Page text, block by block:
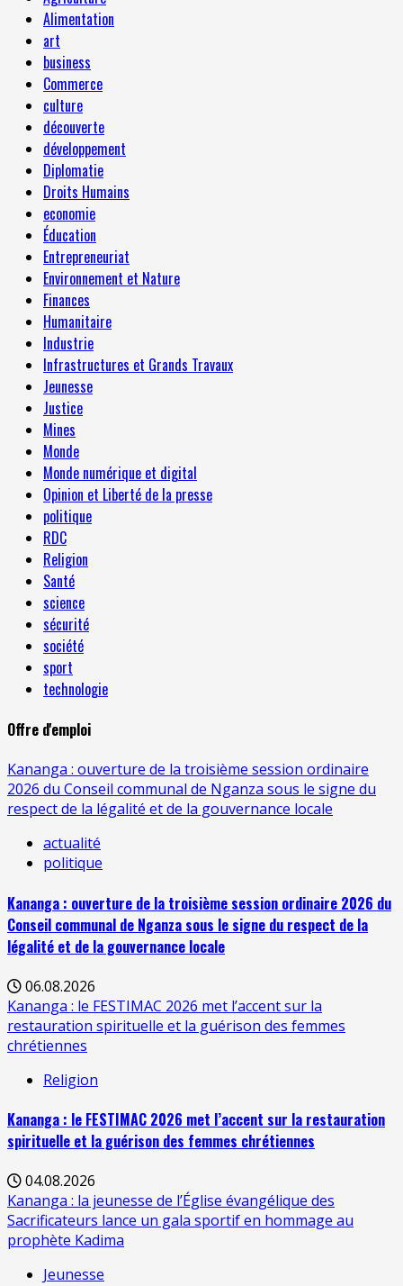
Alimentation
art
business
Commerce
culture
découverte
développement
Diplomatie
Droits Humains
economie
Éducation
Entrepreneuriat
Environnement et Nature
Finances
Humanitaire
Industrie
Infrastructures et Grands Travaux
Jeunesse
Justice
Mines
Monde
Monde numérique et digital
Opinion et Liberté de la presse
politique
RDC
Religion
Santé
science
sécurité
société
sport
technologie
Offre d'emploi
Kananga : ouverture de la troisième session ordinaire
2026 du Conseil communal de Nganza sous le signe du
respect de la légalité et de la gouvernance locale
actualité
politique
Kananga : ouverture de la troisième session ordinaire 2026 du
Conseil communal de Nganza sous le signe du respect de la
légalité et de la gouvernance locale
06.08.2026
Kananga : le FESTIMAC 2026 met l’accent sur la
restauration spirituelle et la guérison des femmes
chrétiennes
Religion
Kananga : le FESTIMAC 2026 met l’accent sur la restauration
spirituelle et la guérison des femmes chrétiennes
04.08.2026
Kananga : la jeunesse de l’Église évangélique des
Sacrificateurs lance un gala sportif en hommage au
prophète Kadima
Jeunesse